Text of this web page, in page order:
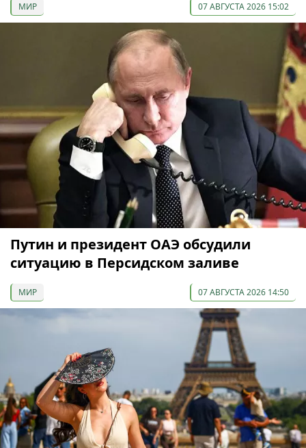
МИР 07 АВГУСТА 2026 15:02
Путин и президент ОАЭ обсудили
ситуацию в Персидском заливе
МИР 07 АВГУСТА 2026 14:50